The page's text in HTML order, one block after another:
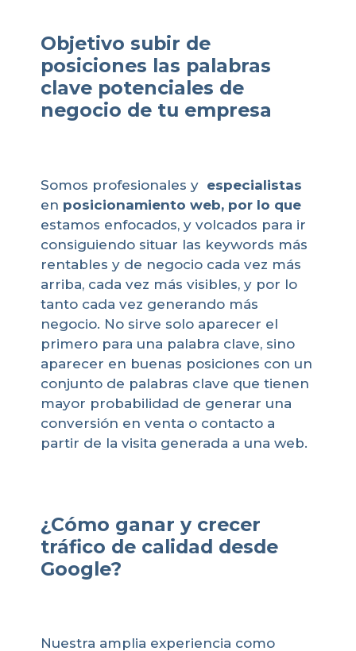
Objetivo subir de
posiciones las palabras
clave potenciales de
negocio de tu empresa
Somos profesionales y especialistas
en posicionamiento web, por lo que
estamos enfocados, y volcados para ir
consiguiendo situar las keywords más
rentables y de negocio cada vez más
arriba, cada vez más visibles, y por lo
tanto cada vez generando más
negocio. No sirve solo aparecer el
primero para una palabra clave, sino
aparecer en buenas posiciones con un
conjunto de palabras clave que tienen
mayor probabilidad de generar una
conversión en venta o contacto a
partir de la visita generada a una web.
¿Cómo ganar y crecer
tráfico de calidad desde
Google?
Nuestra amplia experiencia como